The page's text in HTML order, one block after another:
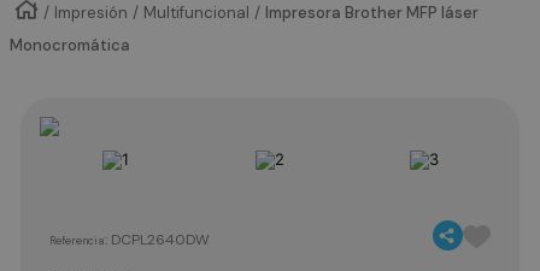
Impresión Multifuncional
Impresora Brother MFP láser
Monocromática
Referencia: DCPL2640DW